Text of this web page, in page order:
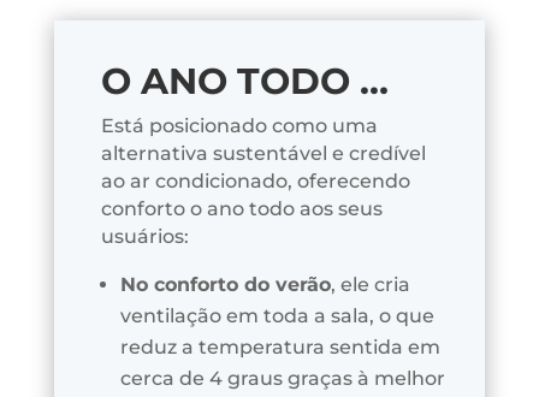
O ANO TODO …
Está posicionado como uma
alternativa sustentável e credível
ao ar condicionado, oferecendo
conforto o ano todo aos seus
usuários:
No conforto do verão, ele cria
ventilação em toda a sala, o que
reduz a temperatura sentida em
cerca de 4 graus graças à melhor